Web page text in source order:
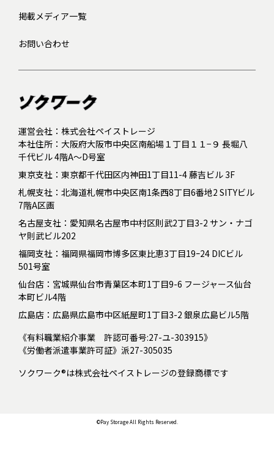
掲載メディア一覧
お問い合わせ
運営会社：株式会社ペイストレージ
本社住所：大阪府大阪市中央区南船場１丁目１１−９ 長堀八
千代ビル 4階A～D号室
東京支社：東京都千代田区内神田1丁目11-4 藤吉ビル 3F
札幌支社：北海道札幌市中央区南1条西8丁目6番地2 SITYビル
7階A区画
名古屋支社：愛知県名古屋市中村区則武2丁目3-2 サン・ナゴ
ヤ則武ビル202
福岡支社：福岡県福岡市博多区東比恵3丁目19ｰ24 DICビル
501号室
仙台店：宮城県仙台市青葉区本町1丁目9-6 フージャース仙台
本町ビル4階
広島店：広島県広島市中区紙屋町1丁目3-2 銀泉広島ビル5階
《有料職業紹介事業 許認可番号:27-ユ-303915》
《労働者派遣事業許可証》派27-305035
ソクワーク®は株式会社ペイストレージの登録商標です
©Pay Storage All Rights Reserved.